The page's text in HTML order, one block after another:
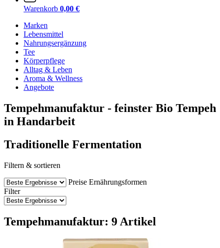
Warenkorb 0,00 €
Marken
Lebensmittel
Nahrungsergänzung
Tee
Körperpflege
Alltag & Leben
Aroma & Wellness
Angebote
Tempehmanufaktur - feinster Bio Tempeh
in Handarbeit
Traditionelle Fermentation
Filtern & sortieren
Preise Ernährungsformen
Filter
Tempehmanufaktur: 9 Artikel